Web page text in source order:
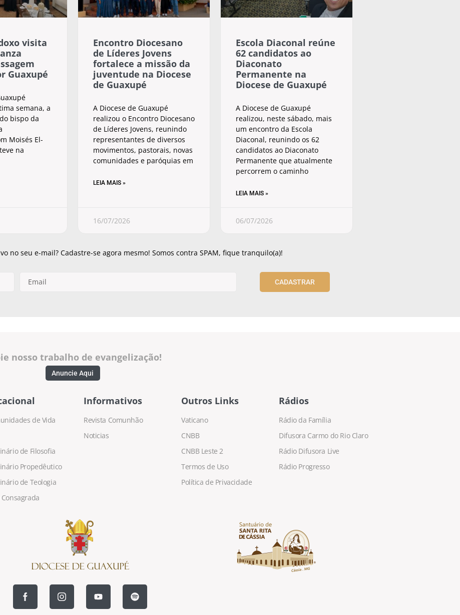
visita
Guaxupé
semana, a
bispo da
Moisés El-
na
Encontro Diocesano
de Líderes Jovens
fortalece a missão da
juventude na Diocese
de Guaxupé
A Diocese de Guaxupé
realizou o Encontro Diocesano
de Líderes Jovens, reunindo
representantes de diversos
movimentos, pastorais, novas
comunidades e paróquias em
LEIA MAIS »
16/07/2026
Escola Diaconal reúne
62 candidatos ao
Diaconato
Permanente na
Diocese de Guaxupé
A Diocese de Guaxupé
realizou, neste sábado, mais
um encontro da Escola
Diaconal, reunindo os 62
candidatos ao Diaconato
Permanente que atualmente
percorrem o caminho
LEIA MAIS »
06/07/2026
no seu e-mail? Cadastre-se agora mesmo! Somos contra SPAM, fique tranquilo(a)!
CADASTRAR
nosso trabalho de evangelização!
Anuncie Aqui
de Vida
de Filosofia
Propedêutico
de Teologia
Informativos
Revista Comunhão
Noticias
Outros Links
Vaticano
CNBB
CNBB Leste 2
Termos de Uso
Política de Privacidade
Rádios
Rádio da Família
Difusora Carmo do Rio Claro
Rádio Difusora Live
Rádio Progresso